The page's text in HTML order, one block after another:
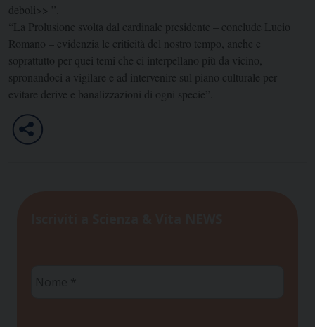
deboli>> ”.
“La Prolusione svolta dal cardinale presidente – conclude Lucio
Romano – evidenzia le criticità del nostro tempo, anche e
soprattutto per quei temi che ci interpellano più da vicino,
spronandoci a vigilare e ad intervenire sul piano culturale per
evitare derive e banalizzazioni di ogni specie”.